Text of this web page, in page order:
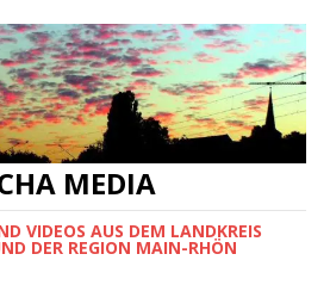
MEDIA
VIDEOS AUS DEM LANDKREIS
DER REGION MAIN-RHÖN